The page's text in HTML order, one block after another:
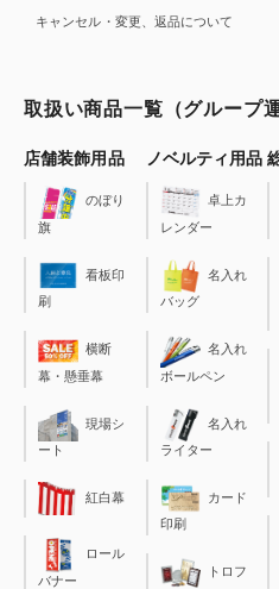
キャンセル・変更、返品について
取扱い商品一覧（グループ
店舗装飾用品
のぼり
旗
看板印
刷
横断
幕・懸垂幕
現場シ
ート
紅白幕
ロール
バナー
ノベルティ用品
卓上カ
レンダー
名入れ
バッグ
名入れ
ボールペン
名入れ
ライター
カード
印刷
トロフ